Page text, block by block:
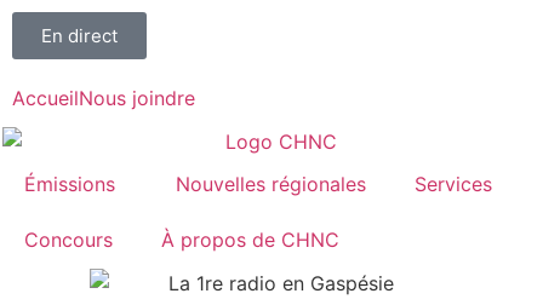
En direct
AccueilNous joindre
Émissions Nouvelles régionales Services
Concours À propos de CHNC